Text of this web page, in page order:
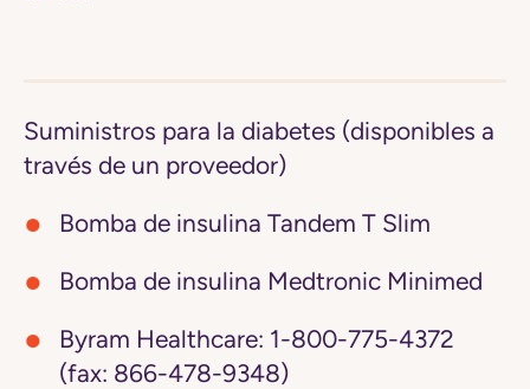
Suministros para la diabetes (disponibles a
través de un proveedor)
Bomba de insulina Tandem T Slim
Bomba de insulina Medtronic Minimed
Byram Healthcare: 1-800-775-4372
(fax: 866-478-9348)